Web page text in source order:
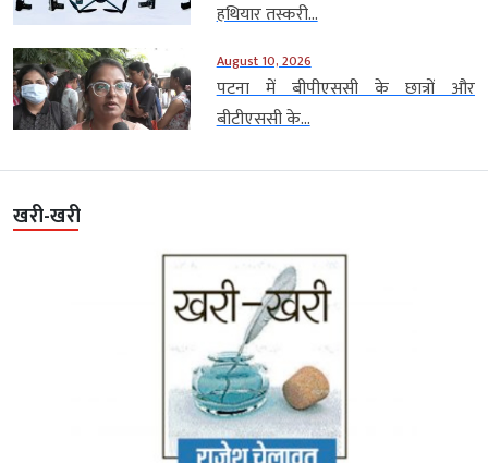
हथियार तस्करी...
August 10, 2026
पटना में बीपीएससी के छात्रों और
बीटीएससी के...
खरी-खरी